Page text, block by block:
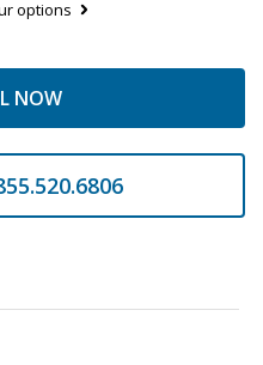
options
NOW